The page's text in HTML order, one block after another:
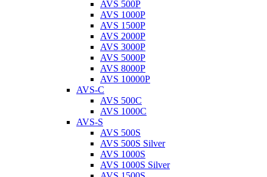
AVS 500P
AVS 1000P
AVS 1500P
AVS 2000P
AVS 3000P
AVS 5000P
AVS 8000P
AVS 10000P
AVS-C
AVS 500C
AVS 1000C
AVS-S
AVS 500S
AVS 500S Silver
AVS 1000S
AVS 1000S Silver